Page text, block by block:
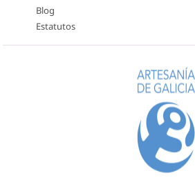
Blog
Estatutos